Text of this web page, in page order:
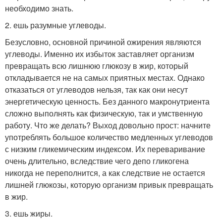
необходимо знать.
2. ешь разумные углеводы.
Безусловно, основной причиной ожирения являются
углеводы. Именно их избыток заставляет организм
превращать всю лишнюю глюкозу в жир, который
откладывается не на самых приятных местах. Однако
отказаться от углеводов нельзя, так как они несут
энергетическую ценность. Без данного макронутриента
сложно выполнять как физическую, так и умственную
работу. Что же делать? Выход довольно прост: начните
употреблять большое количество медленных углеводов
с низким гликемическим индексом. Их переваривание
очень длительно, вследствие чего депо гликогена
никогда не переполнится, а как следствие не остается
лишней глюкозы, которую организм привык превращать
в жир.
3. ешь жиры.